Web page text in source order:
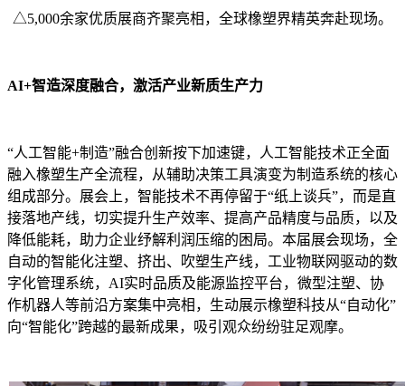
△5,000余家优质展商齐聚亮相，全球橡塑界精英奔赴现场。
AI+智造深度融合，激活产业新质生产力
“人工智能+制造”融合创新按下加速键，人工智能技术正全面
融入橡塑生产全流程，从辅助决策工具演变为制造系统的核心
组成部分。展会上，智能技术不再停留于“纸上谈兵”，而是直
接落地产线，切实提升生产效率、提高产品精度与品质，以及
降低能耗，助力企业纾解利润压缩的困局。本届展会现场，全
自动的智能化注塑、挤出、吹塑生产线，工业物联网驱动的数
字化管理系统，AI实时品质及能源监控平台，微型注塑、协
作机器人等前沿方案集中亮相，生动展示橡塑科技从“自动化”
向“智能化”跨越的最新成果，吸引观众纷纷驻足观摩。